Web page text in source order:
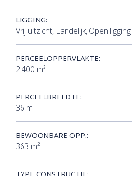
LIGGING:
Vrij uitzicht, Landelijk, Open ligging
PERCEELOPPERVLAKTE:
2.400 m²
PERCEELBREEDTE:
36 m
BEWOONBARE OPP.:
363 m²
TYPE CONSTRUCTIE: